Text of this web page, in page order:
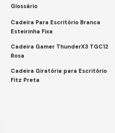
Glossário
Cadeira Para Escritório Branca
Esteirinha Fixa
Cadeira Gamer ThunderX3 TGC12
Rosa
Cadeira Giratória para Escritório
Fitz Preta